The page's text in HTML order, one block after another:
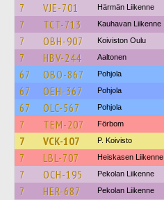
7 VJE-701 Härmän Liikenne
7 TCT-713 Kauhavan Liikenne
7 OBH-907 Koiviston Oulu
7 HBV-244 Aaltonen
67 OBO-867 Pohjola
67 OEH-367 Pohjola
67 OLC-567 Pohjola
7 TEM-207 Förbom
7 VCK-107 P. Koivisto
7 LBL-707 Heiskasen Liikenne
7 OCH-195 Pekolan Liikenne
7 HER-687 Pekolan Liikenne